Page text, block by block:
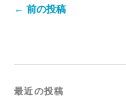
← 前の投稿
最近の投稿